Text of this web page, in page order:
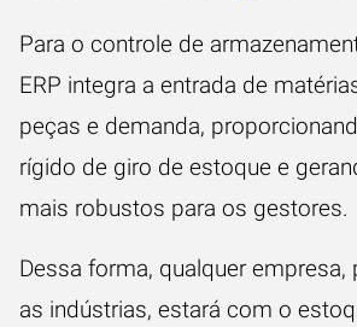
Para o controle de
ERP integra a entrada de
peças e demanda,
rígido de giro de estoque e
mais robustos para os gestores.
Dessa forma, qualquer empresa,
as indústrias, estará com o